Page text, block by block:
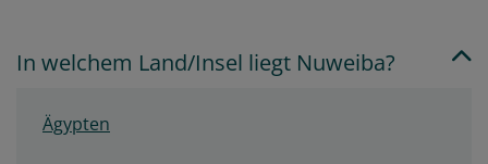
In welchem Land/Insel liegt Nuweiba?
Ägypten